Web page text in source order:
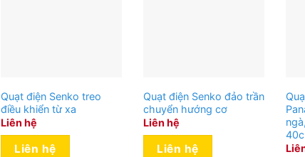
Quạt điện Senko treo
điều khiển từ xa
Liên hệ
Liên hệ
Quạt điện Senko đảo trần
chuyển hướng cơ
Liên hệ
Liên hệ